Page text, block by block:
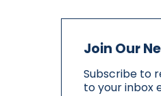
Join Our
Subscribe to
to your inbox